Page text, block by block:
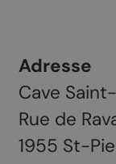
Adresse
Cave
Rue de
1955 St-